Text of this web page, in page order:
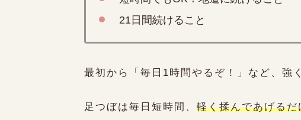
21日間続けること
最初から「毎日1時間やるぞ！」など、強
足つぼは毎日短時間、 軽く揉んであげる
個人情報保護法